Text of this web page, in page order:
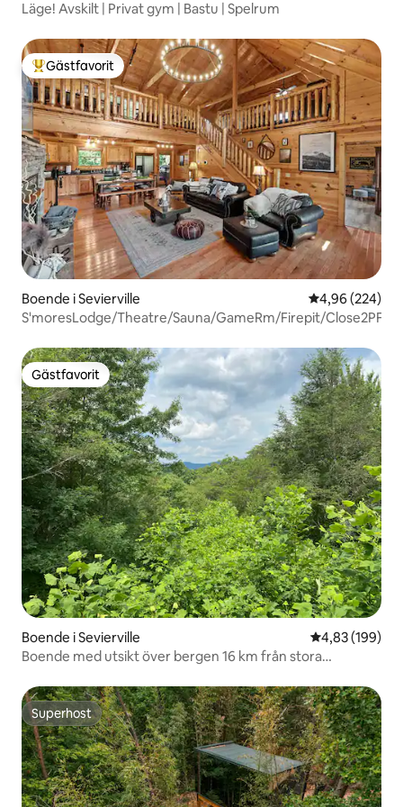
Läge! Avskilt | Privat gym | Bastu | Spelrum
Populär gästfavorit
Gästfavorit
Boende i Sevierville 4,96 av 5 i
4,96 (224)
S'moresLodge/Theatre/Sauna/GameRm/Firepit/Close2PF
Gästfavorit
Gästfavorit
Boende i Sevierville 4,83 av 5 i
4,83 (199)
Boende med utsikt över bergen 16 km från stora
Superhost
Superhost